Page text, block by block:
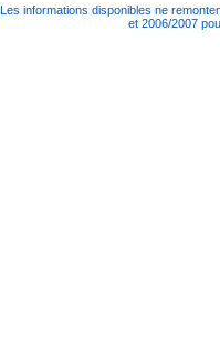
Les informations disponibles ne
et 2006/2007